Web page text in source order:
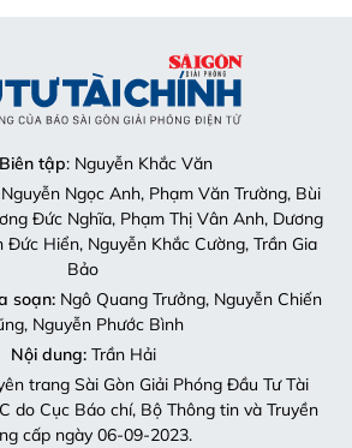
tập: Nguyễn Khắc Văn
Ngọc Anh, Phạm Văn Trường, Bùi
Đức Nghĩa, Phạm Thị Vân Anh, Dương
Đức Hiển, Nguyễn Khắc Cường, Trần Gia
Bảo
soạn:Ngô Quang Trưởng, Nguyễn Chiến
Nguyễn Phước Bình
Nội dung:Trần Hải
trang Sài Gòn Giải Phóng Đầu Tư Tài
do Cục Báo chí, Bộ Thông tin và Truyền
cấp ngày 06-09-2023.